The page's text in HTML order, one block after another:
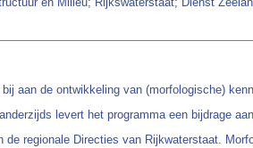
aan de ontwikkeling van (morfologische)
levert het programma een bijdrage
de regionale Directies van Rijkwaterstaat.